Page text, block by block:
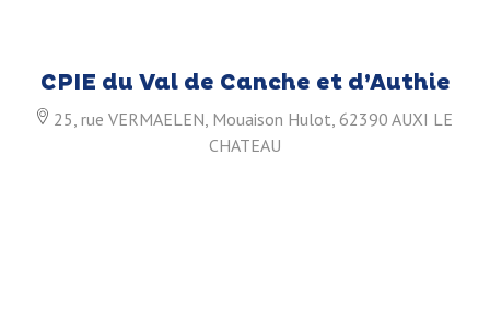
CPIE du Val de Canche et d’Authie
25, rue VERMAELEN, Mouaison Hulot, 62390 AUXI LE
CHATEAU